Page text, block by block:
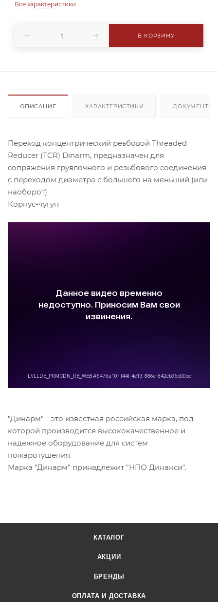
219,1 - 2'' 219,1 - 2½''
Все характеристики
В КОРЗИНУ
ОПИСАНИЕ ХАРАКТЕРИСТИКИ ДОКУМЕНТЫ
Переход концентрический реьбовой Threaded
Reducer (TCR) Dinarm, предназначен для
сопряжения грувлочного и резьбового соединения
с переходом диаметра с большего на меньший (или
наоборот)
Корпус-чугун
"Динарм" - это известная российская марка, под
которой производится высококачественное и
надежное оборудование для систем
пожаротушения.
Марка "Динарм" принадлежит "НПО Динанси".
КАТАЛОГ
АКЦИИ
БРЕНДЫ
ОПЛАТА И ДОСТАВКА